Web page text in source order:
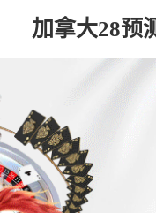
加拿大28预